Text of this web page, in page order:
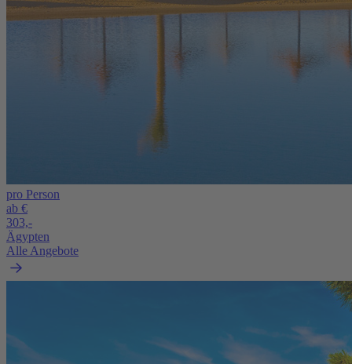
pro Person
ab €
303,-
Ägypten
Alle Angebote